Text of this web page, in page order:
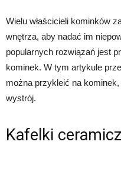
Wielu właścicieli kominków
wnętrza, aby nadać im
popularnych rozwiązań jest
kominek. W tym artykule
można przykleić na
wystrój.
Kafelki